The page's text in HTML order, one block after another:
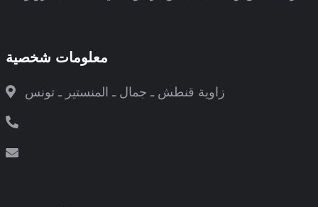
معلومات شخصية
زاوية قنطش ـ جمال ـ المنستير ـ تونس